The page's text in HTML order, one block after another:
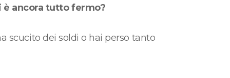
è ancora tutto fermo?
scucito dei soldi o hai perso tanto